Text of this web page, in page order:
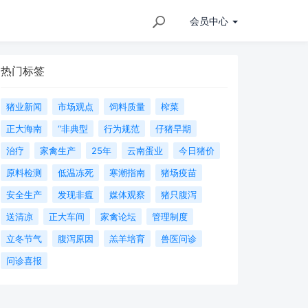
会员中心
热门标签
猪业新闻 市场观点 饲料质量
榨菜
正大海南
“非典型 行为规范
仔猪早期
治疗
家禽生产 25年 云南蛋业
今日猪价
原料检测
低温冻死 寒潮指南
猪场疫苗
安全生产
发现非瘟 媒体观察
猪只腹泻
送清凉
正大车间 家禽论坛
管理制度
立冬节气
腹泻原因 羔羊培育
兽医问诊
问诊喜报